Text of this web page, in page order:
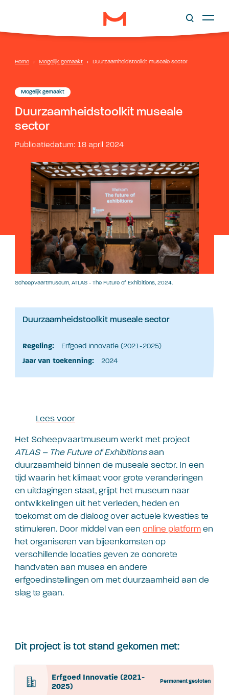
Home › Mogelijk gemaakt › Duurzaamheidstoolkit museale sector
Mogelijk gemaakt
Duurzaamheidstoolkit museale
sector
Publicatiedatum: 18 april 2024
Scheepvaartmuseum, ATLAS - The Future of Exhibitions, 2024.
Duurzaamheidstoolkit museale sector
Regeling:
Erfgoed Innovatie (2021-2025)
Jaar van toekenning:
2024
Lees voor
Het Scheepvaartmuseum werkt met project
ATLAS – The Future of Exhibitionsaan
duurzaamheid binnen de museale sector. In een
tijd waarin het klimaat voor grote veranderingen
en uitdagingen staat, grijpt het museum naar
ontwikkelingen uit het verleden, heden en
toekomst om de dialoog over actuele kwesties te
stimuleren. Door middel van een online platform en
het organiseren van bijeenkomsten op
verschillende locaties geven ze concrete
handvaten aan musea en andere
erfgoedinstellingen om met duurzaamheid aan de
slag te gaan.
Dit project is tot stand gekomen met:
Erfgoed Innovatie (2021-
2025)
Permanent gesloten